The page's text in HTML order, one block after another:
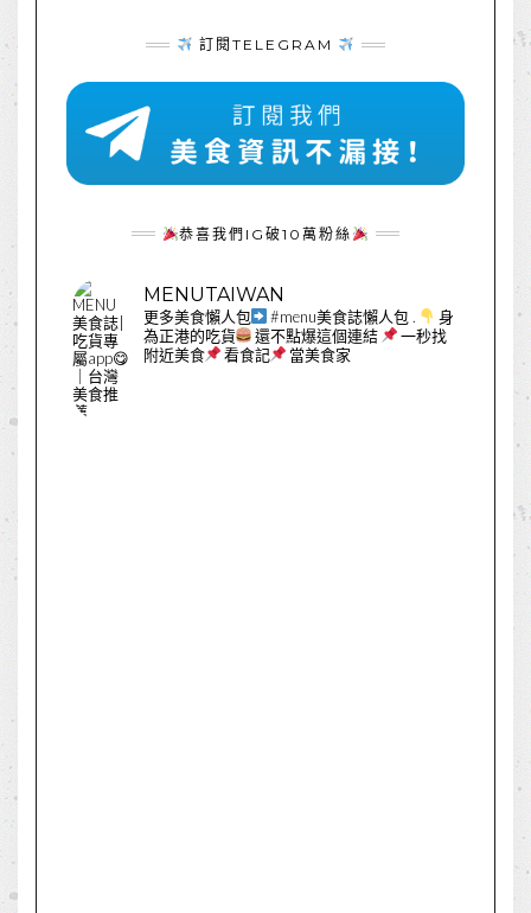
訂閱TELEGRAM
恭喜我們IG破10萬粉絲
MENUTAIWAN
更多美食懶人包 #menu美食誌懶人包 .
身
為正港的吃貨
還不點爆這個連結
一秒找
附近美食
看食記 當美食家